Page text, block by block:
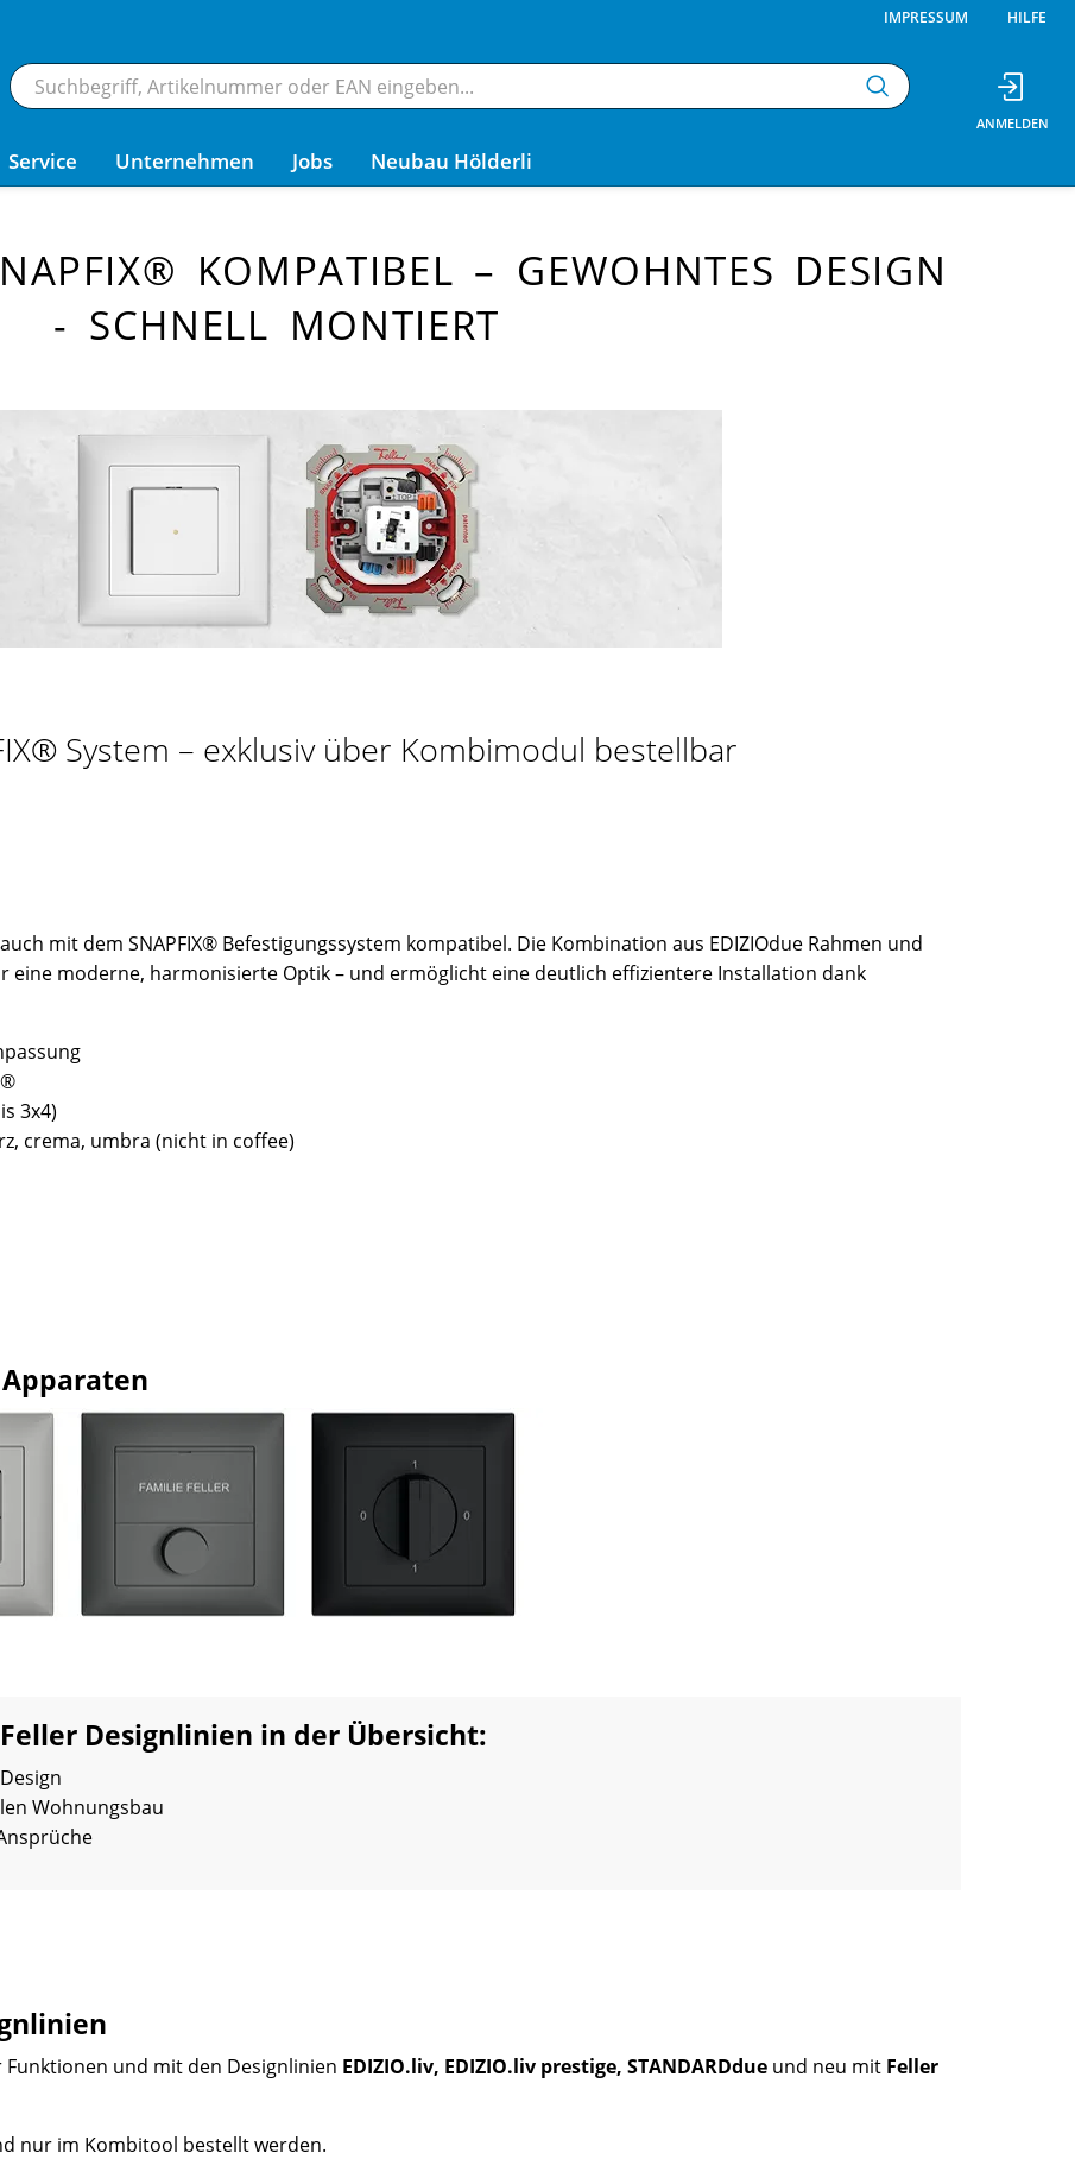
IMPRESSUM HILFE
Service Unternehmen Jobs Neubau Hölderli
KOMPATIBEL – GEWOHNTES DESIGN
- SCHNELL MONTIERT
System – exklusiv über Kombimodul bestellbar
mit dem SNAPFIX® Befestigungssystem kompatibel. Die Kombination aus EDIZIOdue Rahmen und
eine moderne, harmonisierte Optik – und ermöglicht eine deutlich effizientere Installation dank
3x4)
crema, umbra (nicht in coffee)
Apparaten
Designlinien in der Übersicht:
Wohnungsbau
Funktionen und mit den Designlinien EDIZIO.liv, EDIZIO.liv prestige, STANDARDdue und neu mit Feller
nur im Kombitool bestellt werden.